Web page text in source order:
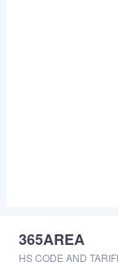
365AREA
HS CODE AND